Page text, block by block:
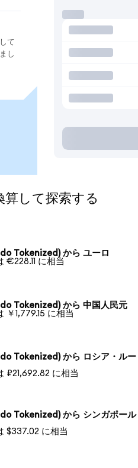
て
し
して探索する
Tokenized) から ユーロ
€228.11 に相当
Tokenized) から 中国人民元
￥1,779.15 に相当
Tokenized) から ロシア・ルー
₽21,692.82 に相当
Tokenized) から シンガポール
$337.02 に相当